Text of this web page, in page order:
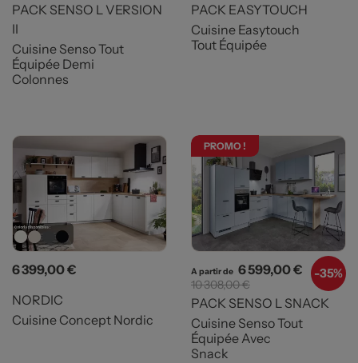
PACK SENSO L VERSION
II
Cuisine Senso Tout
Équipée Demi
Colonnes
PACK EASYTOUCH
Cuisine Easytouch
Tout Équipée
Prix
6 399,00 €
NORDIC
Cuisine Concept Nordic
PROMO !
-35%
A partir de Prix
6 599,00 € Prix de
10 308,00 €
PACK SENSO L SNACK
Cuisine Senso Tout
Équipée Avec
Snack